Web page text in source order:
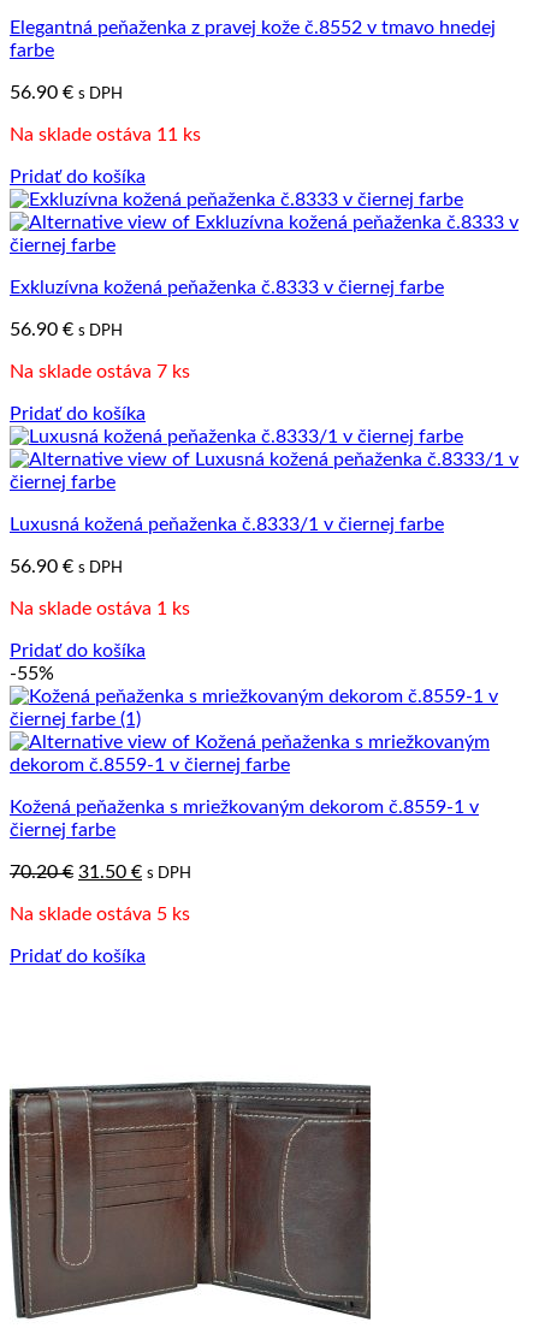
Elegantná peňaženka z pravej kože č.8552 v tmavo hnedej
farbe
56.90 € s DPH
Na sklade ostáva 11 ks
Pridať do košíka
Exkluzívna kožená peňaženka č.8333 v čiernej farbe
56.90 € s DPH
Na sklade ostáva 7 ks
Pridať do košíka
Luxusná kožená peňaženka č.8333/1 v čiernej farbe
56.90 € s DPH
Na sklade ostáva 1 ks
Pridať do košíka
-55%
Kožená peňaženka s mriežkovaným dekorom č.8559-1 v
čiernej farbe
70.20€ Pôvodná
bola:
31.50 €Aktuálna
je:
s DPH
Na sklade ostáva 5 ks
Pridať do košíka